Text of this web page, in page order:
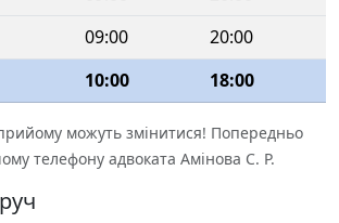
09:00
20:00
10:00 18:00
можуть змінитися! Попередньо
телефону адвоката Амінова С. Р.